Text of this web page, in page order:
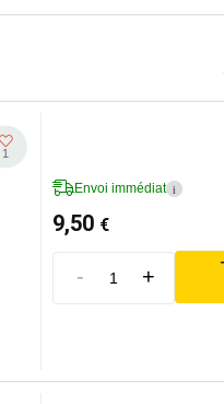
1
Envoi immédiat i
9,50 €
- +